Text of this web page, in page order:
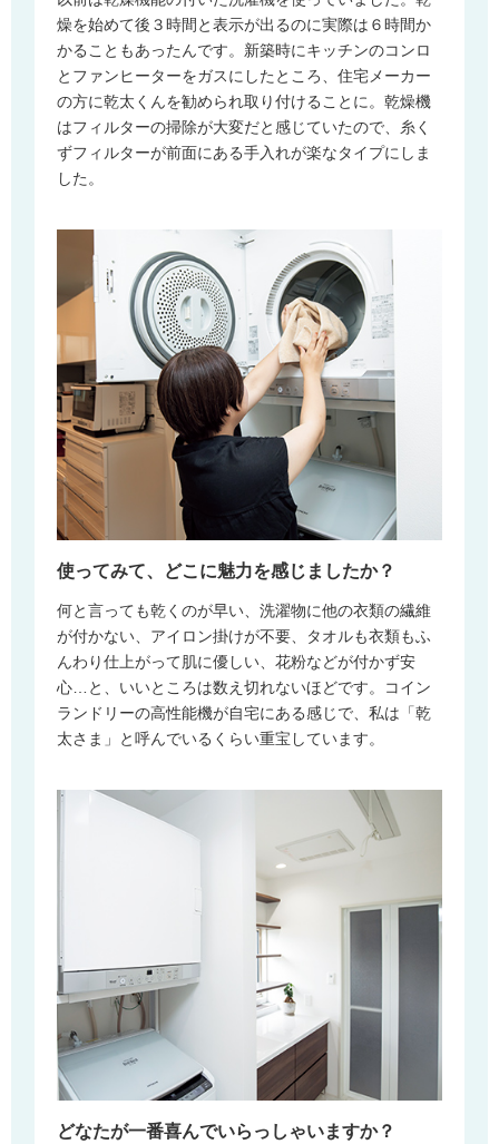
燥を始めて後３時間と表示が出るのに実際は６時間か
かることもあったんです。新築時にキッチンのコンロ
とファンヒーターをガスにしたところ、住宅メーカー
の方に乾太くんを勧められ取り付けることに。乾燥機
はフィルターの掃除が大変だと感じていたので、糸く
ずフィルターが前面にある手入れが楽なタイプにしま
した。
使ってみて、どこに魅力を感じましたか？
何と言っても乾くのが早い、洗濯物に他の衣類の繊維
が付かない、アイロン掛けが不要、タオルも衣類もふ
んわり仕上がって肌に優しい、花粉などが付かず安
心…と、いいところは数え切れないほどです。コイン
ランドリーの高性能機が自宅にある感じで、私は「乾
太さま」と呼んでいるくらい重宝しています。
どなたが一番喜んでいらっしゃいますか？